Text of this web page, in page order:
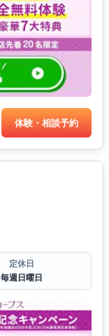
体験・相談予約
定休日
毎週日曜日